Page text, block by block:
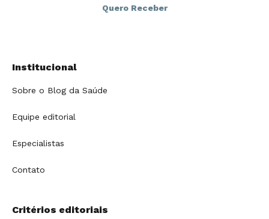
Institucional
Sobre o Blog da Saúde
Equipe editorial
Especialistas
Contato
Critérios editoriais